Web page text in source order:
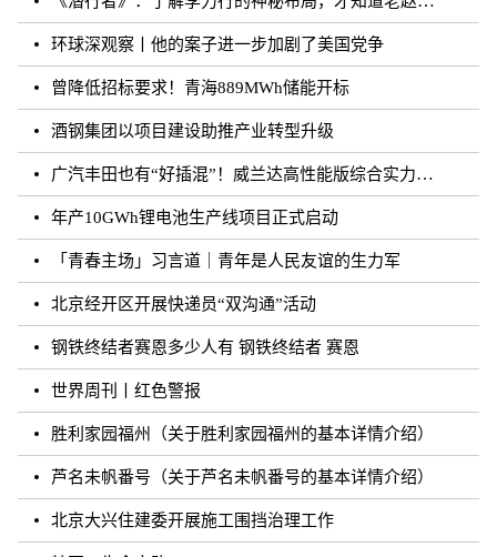
环球深观察丨他的案子进一步加剧了美国党争
曾降低招标要求！青海889MWh储能开标
酒钢集团以项目建设助推产业转型升级
广汽丰田也有“好插混”！威兰达高性能版综合实力强劲
年产10GWh锂电池生产线项目正式启动
「青春主场」习言道｜青年是人民友谊的生力军
北京经开区开展快递员“双沟通”活动
钢铁终结者赛恩多少人有 钢铁终结者 赛恩
世界周刊丨红色警报
胜利家园福州（关于胜利家园福州的基本详情介绍）
芦名未帆番号（关于芦名未帆番号的基本详情介绍）
北京大兴住建委开展施工围挡治理工作